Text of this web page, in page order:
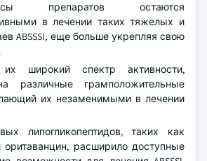
препаратов остаются
в лечении таких тяжелых и
ABSSSI, еще больше укрепляя свою
широкий спектр активности,
различные грамположительные
их незаменимыми в лечении
липогликопептидов, таких как
оритаванцин, расширило доступные